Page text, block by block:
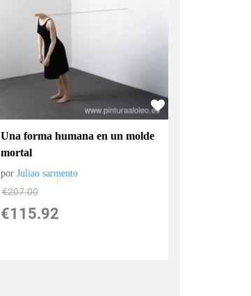
Una forma humana en un molde
mortal
porJuliao sarmento
€207.00
€115.92